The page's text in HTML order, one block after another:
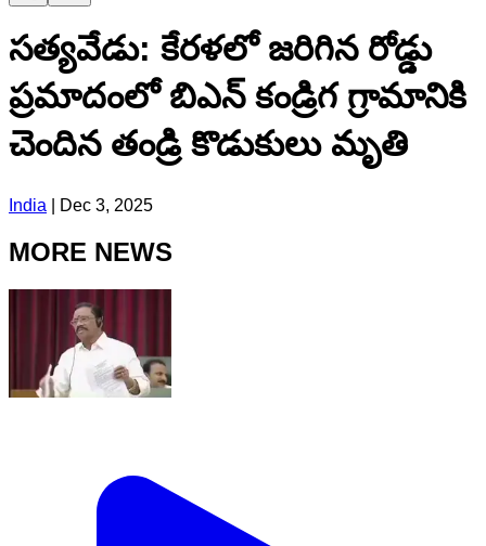
సత్యవేడు: కేరళలో జరిగిన రోడ్డు
ప్రమాదంలో బిఎన్ కండ్రిగ గ్రామానికి
చెందిన తండ్రి కొడుకులు మృతి
India Dec 3, 2025
MORE NEWS